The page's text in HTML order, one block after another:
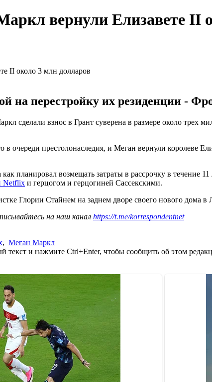
вернули Елизавете II
на перестройку их резиденции -
сделали взнос в Грант суверена в размере около трех
очереди престолонаследия, и Меган вернули королеве
планировал возмещать затраты в рассрочку в течение
Netflix и герцогом и герцогиней Сассекскими.
Глории Стайнем на заднем дворе своего нового дома в
на наш канал https://t.me/korrespondentnet
, Меган Маркл
текст и нажмите Ctrl+Enter, чтобы сообщить об этом